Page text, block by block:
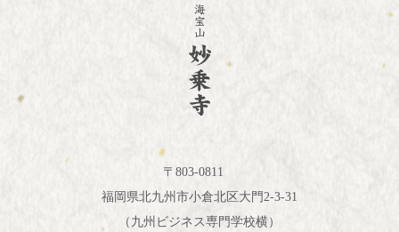
〒803-0811
福岡県北九州市小倉北区大門2-3-31
（九州ビジネス専門学校横）